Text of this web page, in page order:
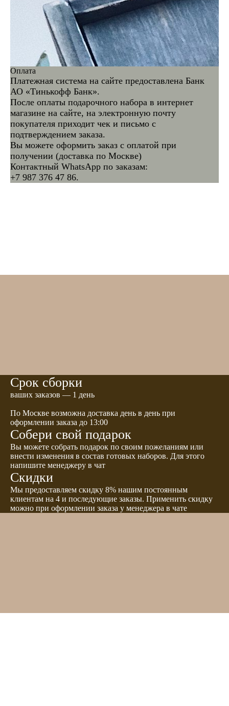
Оплата
Платежная система на сайте предоставлена Банк
АО «Тинькофф Банк».
После оплаты подарочного набора в интернет
магазине на сайте, на электронную почту
покупателя приходит чек и письмо с
подтверждением заказа.
Вы можете оформить заказ с оплатой при
получении (доставка по Москве)
Контактный WhatsApp по заказам:
+7 987 376 47 86.
Срок сборки
ваших заказов — 1 день
По Москве возможна доставка день в день при
оформлении заказа до 13:00
Собери свой подарок
Вы можете собрать подарок по своим пожеланиям или
внести изменения в состав готовых наборов. Для этого
напишите менеджеру в чат
Скидки
Мы предоставляем скидку 8% нашим постоянным
клиентам на 4 и последующие заказы. Применить скидку
можно при оформлении заказа у менеджера в чате